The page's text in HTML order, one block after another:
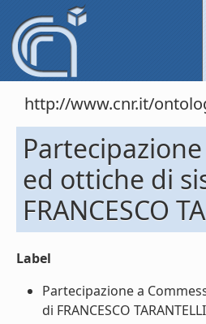
http://www.cnr.it/
ed ottiche di
FRANCESCO
Label
Partecipazione a
di FRANCESCO